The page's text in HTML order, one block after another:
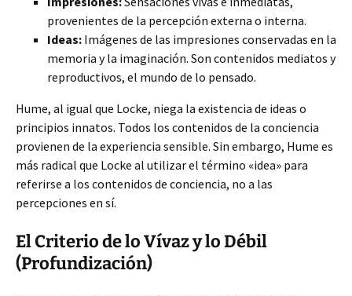
provenientes de la percepción externa o interna.
Ideas: Imágenes de las impresiones conservadas en la
memoria y la imaginación. Son contenidos mediatos y
reproductivos, el mundo de lo pensado.
Hume, al igual que Locke, niega la existencia de ideas o
principios innatos. Todos los contenidos de la conciencia
provienen de la experiencia sensible. Sin embargo, Hume es
más radical que Locke al utilizar el término «idea» para
referirse a los contenidos de conciencia, no a las
percepciones en sí.
El Criterio de lo Vívaz y lo Débil
(Profundización)